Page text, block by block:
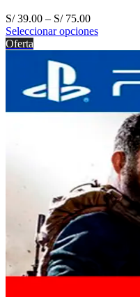
S/39.00 – S/75.00
Seleccionar opciones
Oferta